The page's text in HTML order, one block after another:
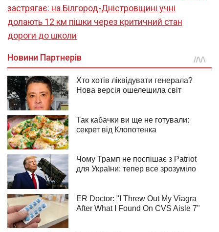
застрягає: на Білгород-Дністровщині учні
долають 12 км пішки через критичний стан
дороги до школи